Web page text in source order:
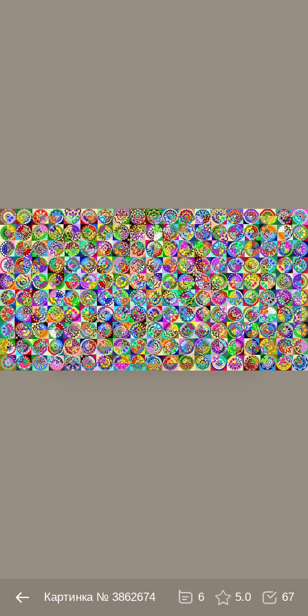
№ 3862674 6 5.0 67
Картинка № 3862674 6 5.0 67